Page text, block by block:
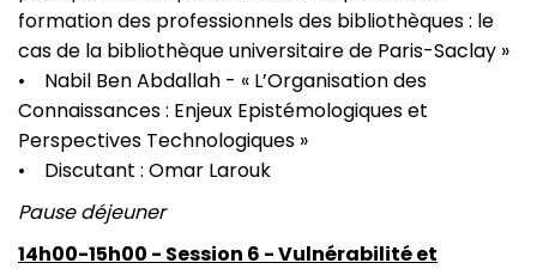
formation des professionnels des bibliothèques : le
cas de la bibliothèque universitaire de Paris-Saclay »
• Nabil Ben Abdallah - « L’Organisation des
Connaissances : Enjeux Epistémologiques et
Perspectives Technologiques »
• Discutant : Omar Larouk
Pause déjeuner
14h00-15h00 - Session 6 - Vulnérabilité et